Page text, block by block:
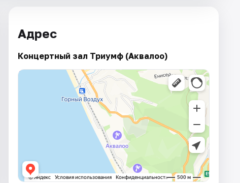
Адрес
Концертный зал Триумф (Аквалоо)